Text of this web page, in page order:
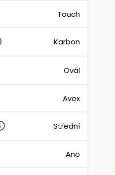
Touch
Karbon
Ovál
Avox
Střední
Ano